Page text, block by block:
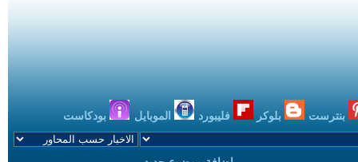
بنترست بلوكر فليبورد الموبايل بودكاست